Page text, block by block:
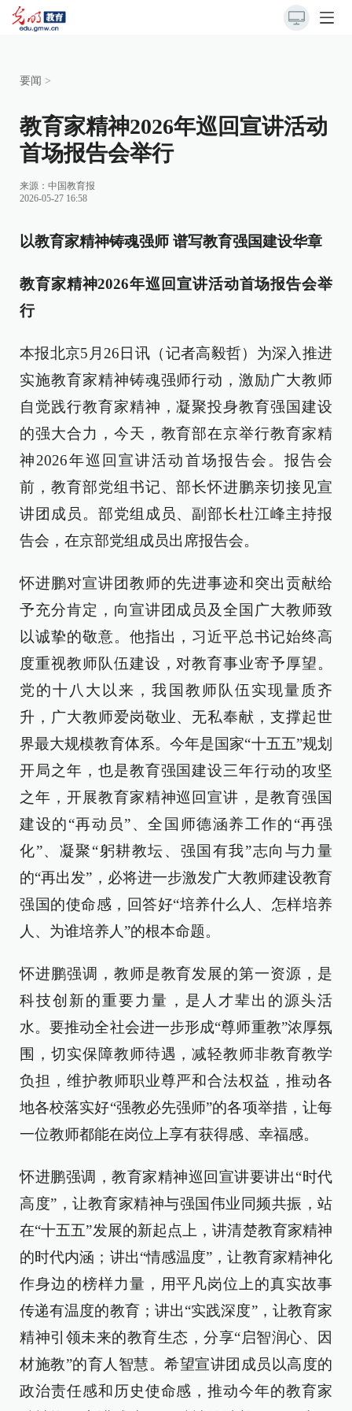
要闻 >
教育家精神2026年巡回宣讲活动
首场报告会举行
来源： 中国教育报
2026-05-27 16:58
以教育家精神铸魂强师 谱写教育强国建设华章
教育家精神2026年巡回宣讲活动首场报告会举
行
本报北京5月26日讯（记者高毅哲）为深入推进
实施教育家精神铸魂强师行动，激励广大教师
自觉践行教育家精神，凝聚投身教育强国建设
的强大合力，今天，教育部在京举行教育家精
神2026年巡回宣讲活动首场报告会。报告会
前，教育部党组书记、部长怀进鹏亲切接见宣
讲团成员。部党组成员、副部长杜江峰主持报
告会，在京部党组成员出席报告会。
怀进鹏对宣讲团教师的先进事迹和突出贡献给
予充分肯定，向宣讲团成员及全国广大教师致
以诚挚的敬意。他指出，习近平总书记始终高
度重视教师队伍建设，对教育事业寄予厚望。
党的十八大以来，我国教师队伍实现量质齐
升，广大教师爱岗敬业、无私奉献，支撑起世
界最大规模教育体系。今年是国家“十五五”规划
开局之年，也是教育强国建设三年行动的攻坚
之年，开展教育家精神巡回宣讲，是教育强国
建设的“再动员”、全国师德涵养工作的“再强
化”、凝聚“躬耕教坛、强国有我”志向与力量
的“再出发”，必将进一步激发广大教师建设教育
强国的使命感，回答好“培养什么人、怎样培养
人、为谁培养人”的根本命题。
怀进鹏强调，教师是教育发展的第一资源，是
科技创新的重要力量，是人才辈出的源头活
水。要推动全社会进一步形成“尊师重教”浓厚氛
围，切实保障教师待遇，减轻教师非教育教学
负担，维护教师职业尊严和合法权益，推动各
地各校落实好“强教必先强师”的各项举措，让每
一位教师都能在岗位上享有获得感、幸福感。
怀进鹏强调，教育家精神巡回宣讲要讲出“时代
高度”，让教育家精神与强国伟业同频共振，站
在“十五五”发展的新起点上，讲清楚教育家精神
的时代内涵；讲出“情感温度”，让教育家精神化
作身边的榜样力量，用平凡岗位上的真实故事
传递有温度的教育；讲出“实践深度”，让教育家
精神引领未来的教育生态，分享“启智润心、因
材施教”的育人智慧。希望宣讲团成员以高度的
政治责任感和历史使命感，推动今年的教育家